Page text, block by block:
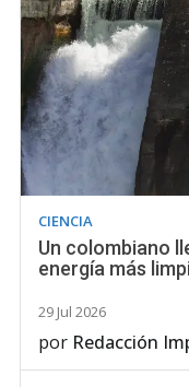
CIENCIA
Un colombiano
energía más
29 Jul 2026
por Redacción